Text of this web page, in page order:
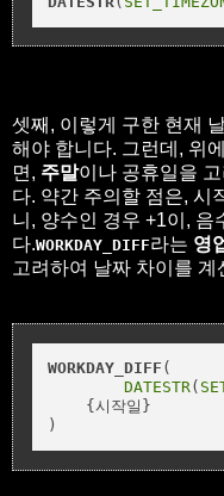
셋째, 이렇게 구한 현재
해야 합니다. 그런데, 위
면, 주말이나 공휴일을
다. 약간 주의할 점은, 시
니, 양수인 경우 +1이, 음
다.WORKDAY_DIFF라는 영
고려하여 날짜 차이를 계
WORKDAY_DIFF (
DATESTR(
    {시작일}
)